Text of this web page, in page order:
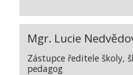
Mgr. Lucie
Zástupce ředitele školy,
pedagog